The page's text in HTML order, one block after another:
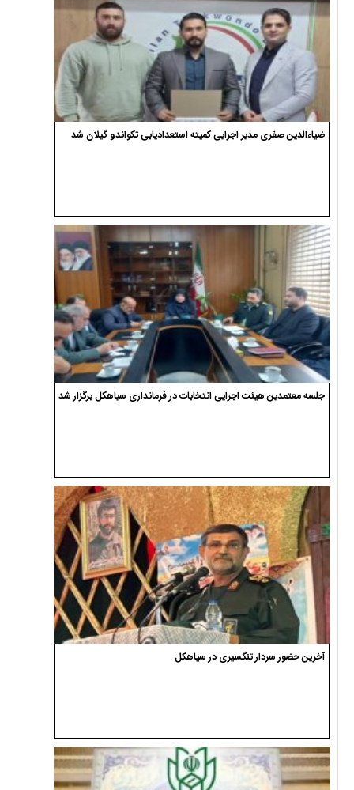
ضیاءالدین صفری مدیر اجرایی کمیته استعدادیابی تکواندو گیلان شد
جلسه معتمدین هیئت اجرایی انتخابات در فرمانداری سیاهکل برگزار شد
آخرین حضور سردار تنگسیری در سیاهکل